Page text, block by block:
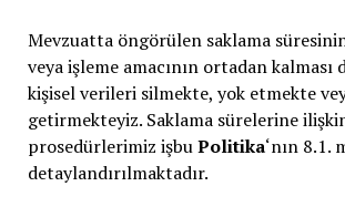
Mevzuatta öngörülen saklama
veya işleme amacının ortadan kalması
kişisel verileri silmekte, yok etmekte
getirmekteyiz. Saklama sürelerine
prosedürlerimiz işbuPolitika‘nın 8.1.
detaylandırılmaktadır.